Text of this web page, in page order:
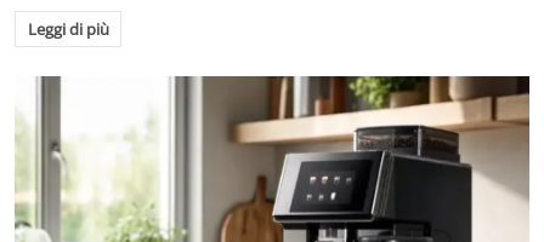
Leggi di più